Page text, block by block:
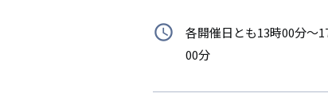
時
各開催日とも13時00分～
00分